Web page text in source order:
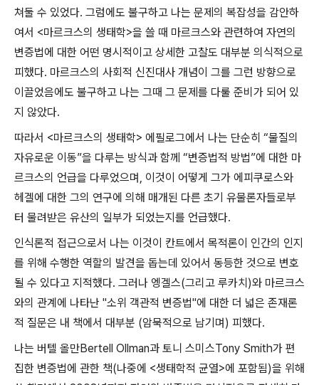
쳐둘 수 있었다. 그럼에도 불구하고 나는 문제의 복잡성을 감안하
여서 <마르크스의 생태학>을 쓸 때 마르크스와 관련하여 자연의
변증법에 대한 어떤 명시적이고 상세한 고찰도 대부분 의식적으로
피했다. 마르크스의 사회적 신진대사 개념이 그를 그런 방향으로
이끌었음에도 불구하고 나는 그때 그 문제를 다룰 준비가 되어 있
지 않았다.
따라서 <마르크스의 생태학> 에필로그에서 나는 단순히 “물질의
자유로운 이동”을 다루는 방식과 함께 “변증법적 방법”에 대한 마
르크스의 언급을 다루었으며, 이것이 어떻게 그가 에피쿠로스와
헤겔에 대한 그의 연구에 의해 매개된 다른 초기 유물론자들로부
터 물려받은 유산의 일부가 되었는지를 언급했다.
인식론적 접근으로서 나는 이것이 칸트에서 목적론이 인간의 인지
를 위해 수행한 역할의 발견을 돕는데 있어서 동등한 것으로 변호
될 수 있다고 지적했다. 그러나 엥겔스(그리고 루카치 )와 마르크스
와의 관계에 나타난 "소위 객관적 변증법"에 대한 더 넓은 존재론
적 질문은 내 책에서 대부분 (암묵적으로 남기며) 피했다.
나는 버텔 올만Bertell Ollman과 토니 스미스Tony Smith가 편
집한 변증법에 관한 책(나중에 <생태학적 균열>에 포함됨)을 위해